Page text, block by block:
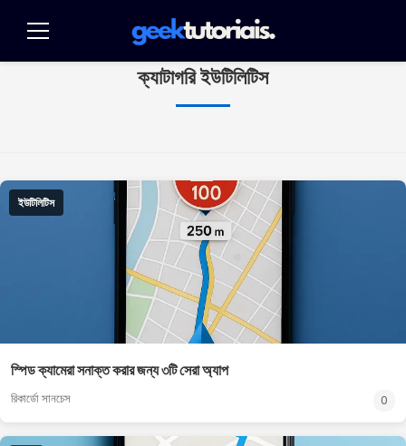
মেনু
ক্যাটাগরিইউটিলিটিস
ইউটিলিটিস
স্পিড ক্যামেরা সনাক্ত করার জন্য ৩টি সেরা অ্যাপ
রিকার্ডো সানচেস 0